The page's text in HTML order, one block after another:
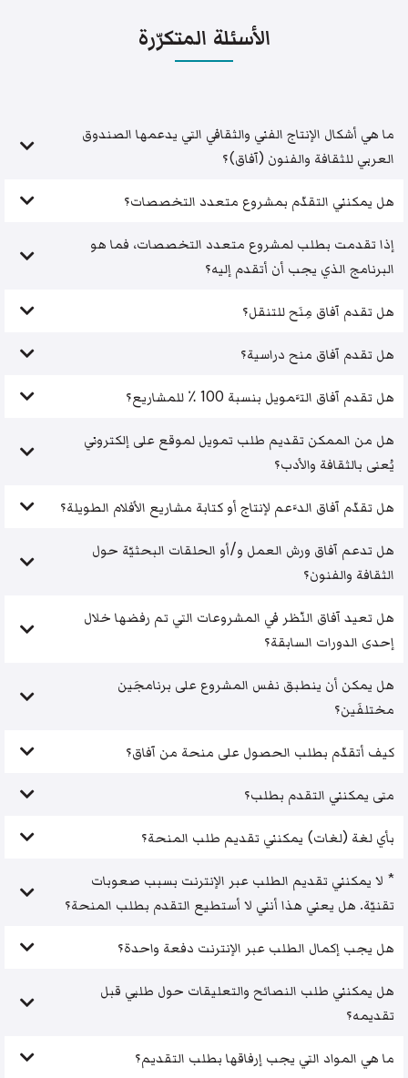
الأسئلة المتكرّرة
ما هي أشكال الإنتاج الفني والثقافي التي يدعمها الصندوق
العربي للثقافة والفنون (آفاق)؟
هل يمكنني التقدّم بمشروع متعدد التخصصات؟
إذا تقدمت بطلب لمشروع متعدد التخصصات، فما هو
البرنامج الذي يجب أن أتقدم إليه؟
هل تقدم آفاق مِنَح للتنقل؟
هل تقدم آفاق منح دراسية؟
هل تقدم آفاق التَّمويل بنسبة 100 ٪ للمشاريع؟
هل من الممكن تقديم طلب تمويل لموقع على إلكتروني
يُعنى بالثقافة والأدب؟
هل تقدّم آفاق الدَّعم لإنتاج أو كتابة مشاريع الأفلام الطويلة؟
هل تدعم آفاق ورش العمل و/أو الحلقات البحثيّة حول
الثقافة والفنون؟
هل تعيد آفاق النّظر في المشروعات التي تم رفضها خلال
إحدى الدورات السابقة؟
هل يمكن أن ينطبق نفس المشروع على برنامجَين
مختلفَين؟
كيف أتقدّم بطلب الحصول على منحة من آفاق؟
متى يمكنني التقدم بطلب؟
بأي لغة (لغات) يمكنني تقديم طلب المنحة؟
* لا يمكنني تقديم الطلب عبر الإنترنت بسبب صعوبات
تقنيّة. هل يعني هذا أنني لا أستطيع التقدم بطلب المنحة؟
هل يجب إكمال الطلب عبر الإنترنت دفعة واحدة؟
هل يمكنني طلب النصائح والتعليقات حول طلبي قبل
تقديمه؟
ما هي المواد التي يجب إرفاقها بطلب التقديم؟